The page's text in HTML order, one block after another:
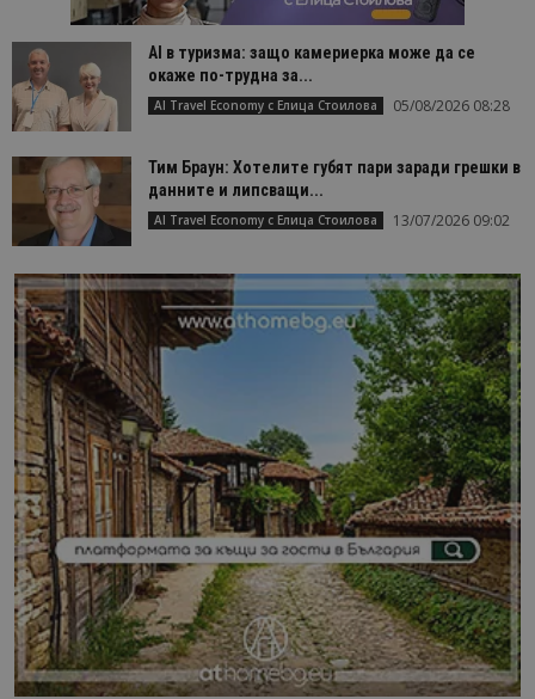
AI в туризма: защо камериерка може да се
окаже по-трудна за...
AI Travel Economy с Елица Стоилова 05/08/2026 08:28
Тим Браун: Хотелите губят пари заради грешки в
данните и липсващи...
AI Travel Economy с Елица Стоилова 13/07/2026 09:02